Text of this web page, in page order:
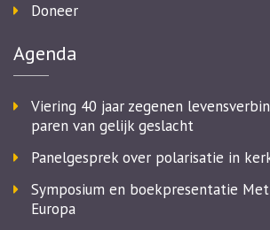
Doneer
Agenda
Viering 40 jaar zegenen
paren van gelijk geslacht
Panelgesprek over polarisatie in
Symposium en boekpresentatie
Europa